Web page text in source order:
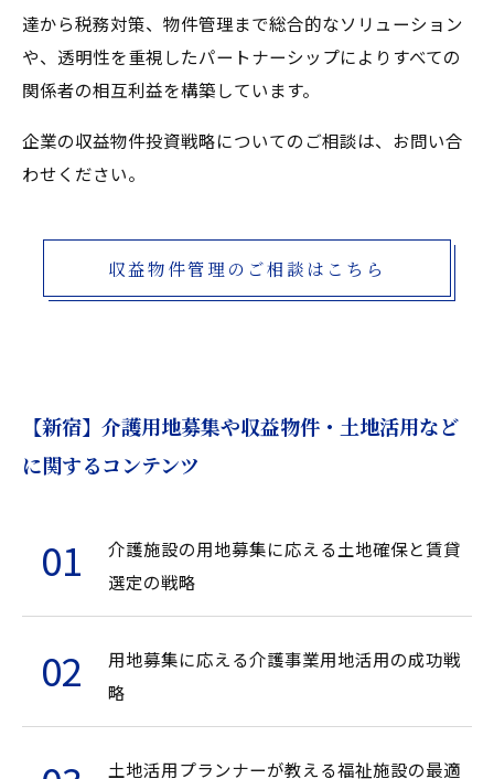
達から税務対策、物件管理まで総合的なソリューション
や、透明性を重視したパートナーシップによりすべての
関係者の相互利益を構築しています。
企業の収益物件投資戦略についてのご相談は、お問い合
わせください。
収益物件管理のご相談はこちら
【新宿】介護用地募集や収益物件・土地活用など
に関するコンテンツ
介護施設の用地募集に応える土地確保と賃貸
選定の戦略
用地募集に応える介護事業用地活用の成功戦
略
土地活用プランナーが教える福祉施設の最適